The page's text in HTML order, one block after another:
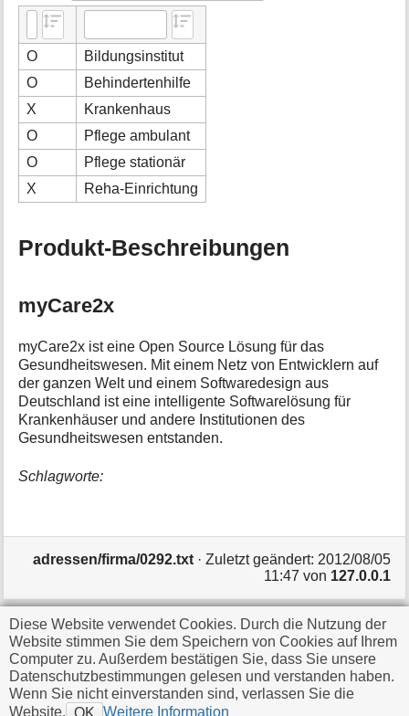
O
Bildungsinstitut
O
Behindertenhilfe
X
Krankenhaus
O
Pflege ambulant
O
Pflege stationär
X
Reha-Einrichtung
Produkt-Beschreibungen
myCare2x
myCare2x ist eine Open Source Lösung für das
Gesundheitswesen. Mit einem Netz von Entwicklern auf
der ganzen Welt und einem Softwaredesign aus
Deutschland ist eine intelligente Softwarelösung für
Krankenhäuser und andere Institutionen des
Gesundheitswesen entstanden.
Schlagworte:
Diese Website verwendet Cookies. Durch die Nutzung der
Website stimmen Sie dem Speichern von Cookies auf Ihrem
Computer zu. Außerdem bestätigen Sie, dass Sie unsere
Datenschutzbestimmungen gelesen und verstanden haben.
Wenn Sie nicht einverstanden sind, verlassen Sie die
Website.
Weitere Information
adressen/firma/0292.txt· Zuletzt geändert: 2012/08/05
11:47 von 127.0.0.1
Falls nicht anders bezeichnet, ist der Inhalt dieses Wikis
unter der folgenden Lizenz veröffentlicht:
CC
Attribution-Share Alike 4.0 International